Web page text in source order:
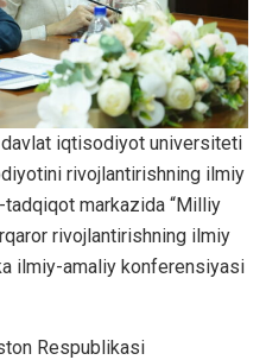
iqtisodiyot universiteti
rivojlantirishning ilmiy
markazida “Milliy
rivojlantirishning ilmiy
ilmiy-amaliy konferensiyasi
Respublikasi